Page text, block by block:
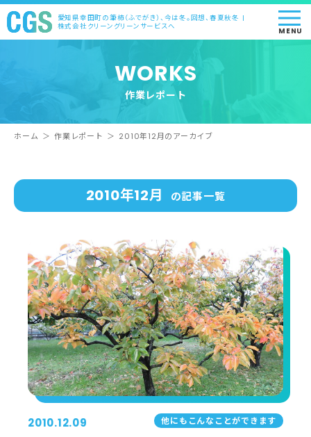
愛知県幸田町の筆柿（ふでがき）、今は冬。回想、春夏秋冬 |
株式会社クリーングリーンサービスへ
MENU
WORKS
作業レポート
ホーム ＞ 作業レポート ＞ 2010年12月のアーカイブ
2010年12月 の記事一覧
2010.12.09 他にもこんなことができます